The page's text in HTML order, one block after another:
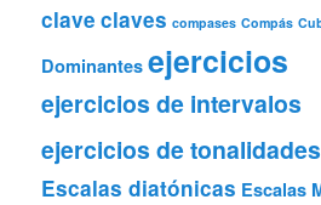
clave claves compases Compás
Dominantes ejercicios
ejercicios de intervalos
ejercicios de tonalidades
Escalas diatónicas Escalas